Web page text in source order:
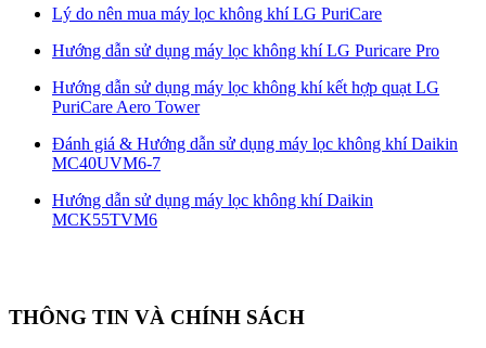
Lý do nên mua máy lọc không khí LG PuriCare
Hướng dẫn sử dụng máy lọc không khí LG Puricare Pro
Hướng dẫn sử dụng máy lọc không khí kết hợp quạt LG
PuriCare Aero Tower
Đánh giá & Hướng dẫn sử dụng máy lọc không khí Daikin
MC40UVM6-7
Hướng dẫn sử dụng máy lọc không khí Daikin
MCK55TVM6
THÔNG TIN VÀ CHÍNH SÁCH